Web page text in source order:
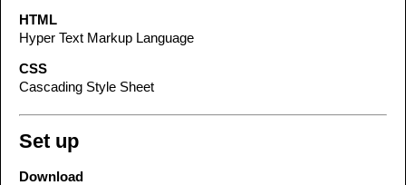
HTML
Hyper Text Markup Language
CSS
Cascading Style Sheet
Set up
Download